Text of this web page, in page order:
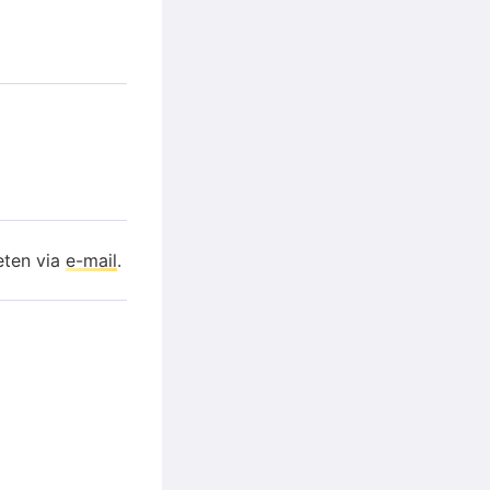
via e-mail.